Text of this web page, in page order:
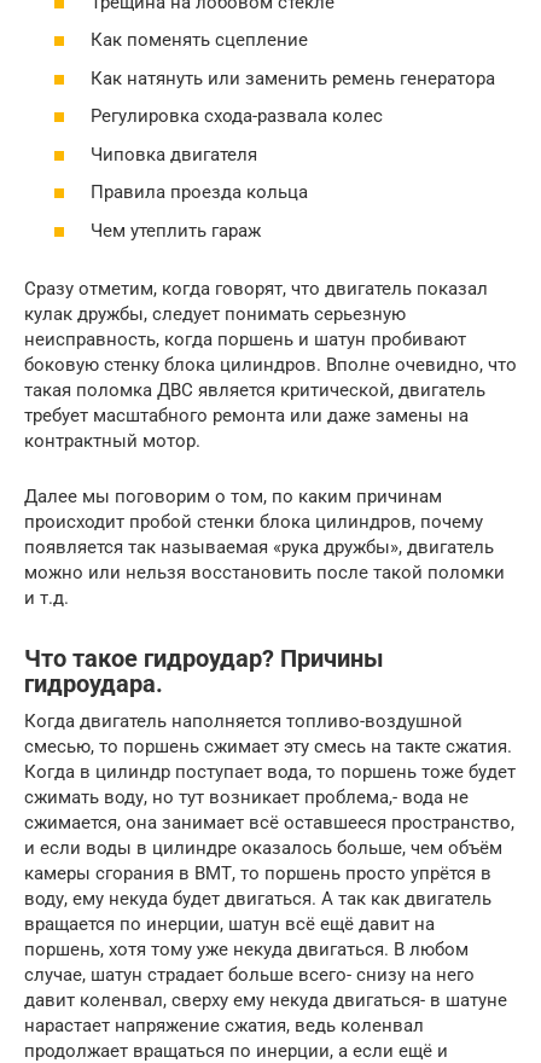
Как поменять сцепление
Как натянуть или заменить ремень генератора
Регулировка схода-развала колес
Чиповка двигателя
Правила проезда кольца
Чем утеплить гараж
Сразу отметим, когда говорят, что двигатель показал
кулак дружбы, следует понимать серьезную
неисправность, когда поршень и шатун пробивают
боковую стенку блока цилиндров. Вполне очевидно, что
такая поломка ДВС является критической, двигатель
требует масштабного ремонта или даже замены на
контрактный мотор.
Далее мы поговорим о том, по каким причинам
происходит пробой стенки блока цилиндров, почему
появляется так называемая «рука дружбы», двигатель
можно или нельзя восстановить после такой поломки
и т.д.
Что такое гидроудар? Причины
гидроудара.
Когда двигатель наполняется топливо-воздушной
смесью, то поршень сжимает эту смесь на такте сжатия.
Когда в цилиндр поступает вода, то поршень тоже будет
сжимать воду, но тут возникает проблема,- вода не
сжимается, она занимает всё оставшееся пространство,
и если воды в цилиндре оказалось больше, чем объём
камеры сгорания в ВМТ, то поршень просто упрётся в
воду, ему некуда будет двигаться. А так как двигатель
вращается по инерции, шатун всё ещё давит на
поршень, хотя тому уже некуда двигаться. В любом
случае, шатун страдает больше всего- снизу на него
давит коленвал, сверху ему некуда двигаться- в шатуне
нарастает напряжение сжатия, ведь коленвал
продолжает вращаться по инерции, а если ещё и